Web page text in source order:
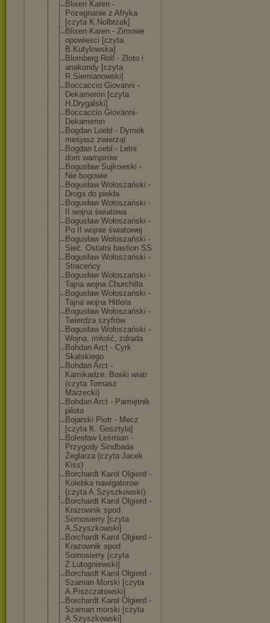
Blixen Karen -
Pozegnanie z Afryka
[czyta K.Nolbrzak]
Blixen Karen - Zimowe
opowiesci [czyta
B.Kutylowska]
Blomberg Rolf - Zloto i
anakondy [czyta
R.Siemianowski]
Boccaccio Giovanni -
Dekameron [czyta
H.Drygalski]
Boccaccio.Giovanni-
Dekameron
Bogdan Loebl - Dymek
mesjasz zwierząt
Bogdan Loebl - Letni
dom wampirów
Bogusław Sujkowski -
Nie bogowie
Bogusław Wołoszański -
Droga do piekła
Bogusław Wołoszański -
II wojna światowa
Bogusław Wołoszański -
Po II wojnie światowej
Bogusław Wołoszański -
Sieć. Ostatni bastion SS
Bogusław Wołoszański -
Straceńcy
Bogusław Wołoszański -
Tajna wojna Churchilla
Bogusław Wołoszański -
Tajna wojna Hitlera
Bogusław Wołoszański -
Twierdza szyfrów
Bogusław Wołoszański -
Wojna, miłość, zdrada
Bohdan Arct - Cyrk
Skalskiego
Bohdan Arct -
Kamikadze. Boski wiatr
(czyta Tomasz
Marzecki)
Bohdan Arct - Pamiętnik
pilota
Bojarski Piotr - Mecz
[czyta K. Gosztyla]
Bolesław Leśmian -
Przygody Sindbada
Żeglarza (czyta Jacek
Kiss)
Borchardt Karol Olgierd -
Kolebka nawigatorow
(czyta A.Szyszkowski)
Borchardt Karol Olgierd -
Krazownik spod
Somosierry [czyta
A.Szyszkowski]
Borchardt Karol Olgierd -
Krazownik spod
Somosierry [czyta
Z.Lutogniewski]
Borchardt Karol Olgierd -
Szaman Morski [czyta
A.Piszczatowski]
Borchardt Karol Olgierd -
Szaman morski [czyta
A.Szyszkowski]